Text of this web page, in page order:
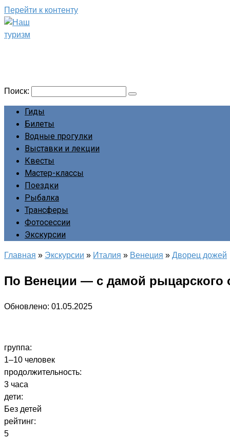
Перейти к контенту
Поиск:
Гиды
Билеты
Водные прогулки
Выставки и лекции
Квесты
Мастер-классы
Поездки
Рыбалка
Трансферы
Фотосессии
Экскурсии
Главная » Экскурсии » Италия » Венеция » Дворец дожей
По Венеции — с дамой рыцарского
Обновлено: 01.05.2025
группа:
1–10 человек
продолжительность:
3 часа
дети:
Без детей
рейтинг:
5